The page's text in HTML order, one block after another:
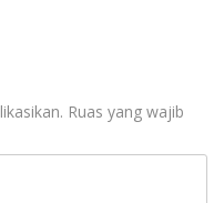
Ruas yang wajib